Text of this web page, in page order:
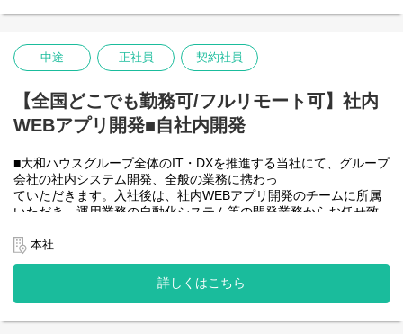
ると思っておりますのでフルフレックスです。
＜クライアントは大和ハウスグループ全体＞
名の
全てに関わるシステムを担っています。
出資は大和ハウス本体になりますが、売上好調かつDX推進の優先
潤沢なリソースのもと、最上流から変革を進めていくことが可能
です。
＜詳細な業務例／基本的な技術仕様＞
業務ヒアリング、要件定義、基本設計、詳細設計、実装、テス
ト、リリースまで開発作業を一気通貫で担当していただきます。
環境の運用・保守までをお任せします。
使用ツール：
-UiPath
中途 正社員 契約社員
【全国どこでも勤務可/フルリモート可】社内
WEBアプリ開発■自社内開発
■大和ハウスグループ全体のIT・DXを推進する当社にて、グループ
会社の社内システム開発、全般の業務に携わっ
ていただきます。入社後は、社内WEBアプリ開発のチームに所属
いただき、運用業務の自動化システム等の開発業務からお任せ致
【将来的に】要件定義から設計、運用まで全般を行い、早い段階
で技術スペシャリストとして、技術面からメンバーを引っ張って
いただく役割を期待しています。
会社としてDX推進を進める中、AIを使って新たな価値を生む仕
す！
本社
詳しくはこちら